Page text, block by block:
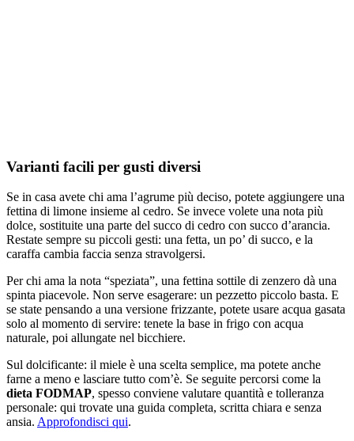
Varianti facili per gusti diversi
Se in casa avete chi ama l’agrume più deciso, potete aggiungere una
fettina di limone insieme al cedro. Se invece volete una nota più
dolce, sostituite una parte del succo di cedro con succo d’arancia.
Restate sempre su piccoli gesti: una fetta, un po’ di succo, e la
caraffa cambia faccia senza stravolgersi.
Per chi ama la nota “speziata”, una fettina sottile di zenzero dà una
spinta piacevole. Non serve esagerare: un pezzetto piccolo basta. E
se state pensando a una versione frizzante, potete usare acqua gasata
solo al momento di servire: tenete la base in frigo con acqua
naturale, poi allungate nel bicchiere.
Sul dolcificante: il miele è una scelta semplice, ma potete anche
farne a meno e lasciare tutto com’è. Se seguite percorsi come la
dieta FODMAP, spesso conviene valutare quantità e tolleranza
personale: qui trovate una guida completa, scritta chiara e senza
ansia. Approfondisci qui.